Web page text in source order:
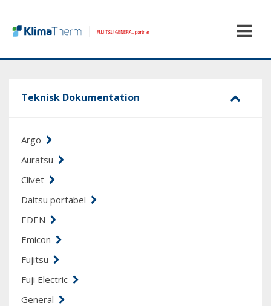
Teknisk Dokumentation
Argo
Auratsu
Clivet
Daitsu portabel
EDEN
Emicon
Fujitsu
Fuji Electric
General